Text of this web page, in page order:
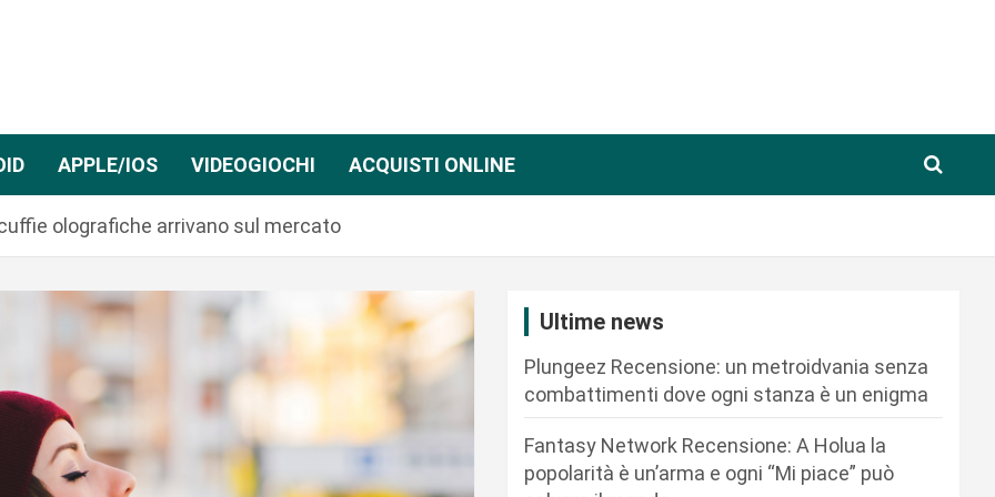
APPLE/IOS VIDEOGIOCHI ACQUISTI ONLINE
olografiche arrivano sul mercato
Ultime news
Plungeez Recensione: un metroidvania senza
combattimenti dove ogni stanza è un enigma
Fantasy Network Recensione: A Holua la
popolarità è un’arma e ogni “Mi piace” può